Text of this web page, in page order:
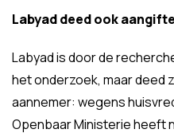
Labyad deed ook aangifte
Labyad is door de
het onderzoek, maar deed
aannemer: wegens
Openbaar Ministerie heeft